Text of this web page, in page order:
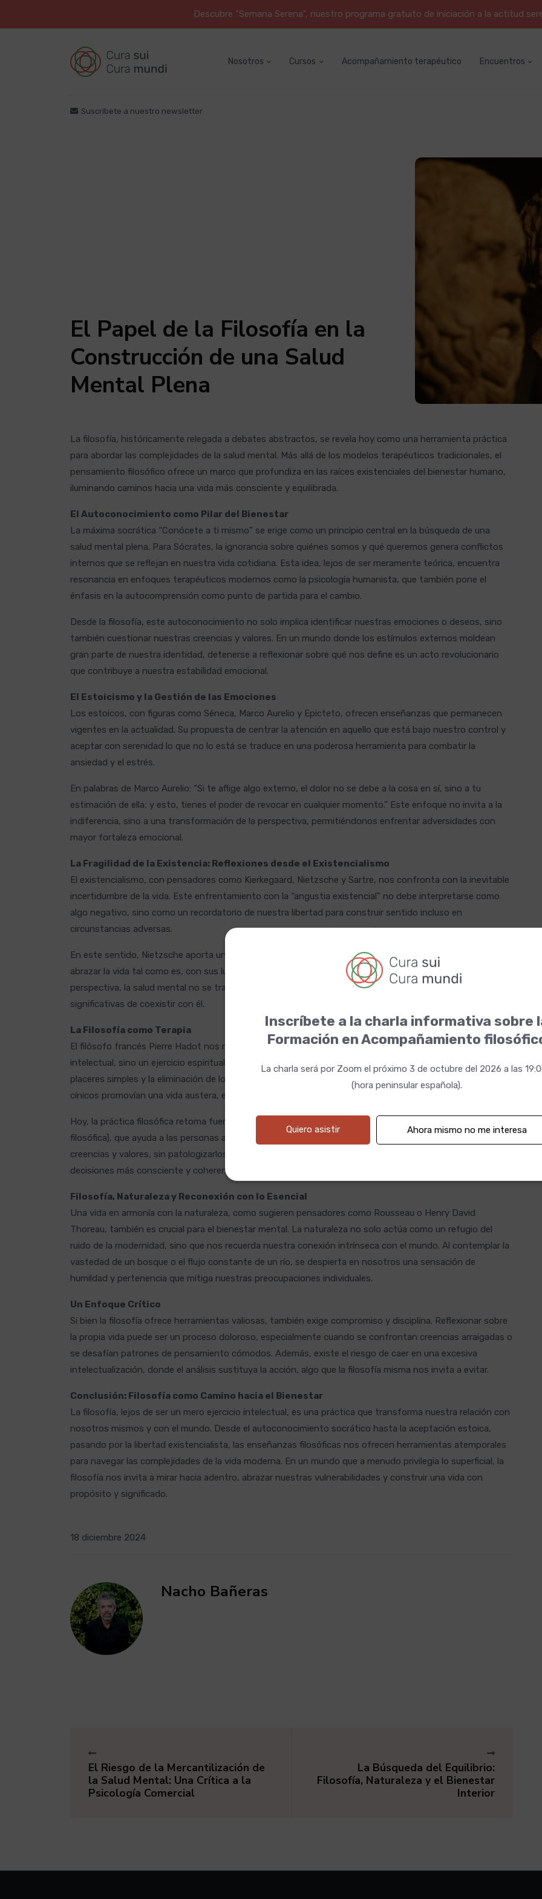
Descubre "Semana Serena", nuestro programa gratuito de iniciación a la actitud
Nosotros Cursos Acompañamiento terapéutico Encuentros
Suscríbete a nuestro newsletter
El Papel de la Filosofía en la
Construcción de una Salud
Mental Plena
La filosofía, históricamente relegada a debates abstractos, se revela hoy como una herramienta práctica
para abordar las complejidades de la salud mental. Más allá de los modelos terapéuticos tradicionales, el
pensamiento filosófico ofrece un marco que profundiza en las raíces existenciales del bienestar humano,
iluminando caminos hacia una vida más consciente y equilibrada.
El Autoconocimiento como Pilar del Bienestar
La máxima socrática “Conócete a ti mismo” se erige como un principio central en la búsqueda de una
salud mental plena. Para Sócrates, la ignorancia sobre quiénes somos y qué queremos genera conflictos
internos que se reflejan en nuestra vida cotidiana. Esta idea, lejos de ser meramente teórica, encuentra
resonancia en enfoques terapéuticos modernos como la psicología humanista, que también pone el
énfasis en la autocomprensión como punto de partida para el cambio.
Desde la filosofía, este autoconocimiento no solo implica identificar nuestras emociones o deseos, sino
también cuestionar nuestras creencias y valores. En un mundo donde los estímulos externos moldean
gran parte de nuestra identidad, detenerse a reflexionar sobre qué nos define es un acto revolucionario
que contribuye a nuestra estabilidad emocional.
El Estoicismo y la Gestión de las Emociones
Los estoicos, con figuras como Séneca, Marco Aurelio y Epicteto, ofrecen enseñanzas que permanecen
vigentes en la actualidad. Su propuesta de centrar la atención en aquello que está bajo nuestro control y
aceptar con serenidad lo que no lo está se traduce en una poderosa herramienta para combatir la
ansiedad y el estrés.
En palabras de Marco Aurelio: “Si te aflige algo externo, el dolor no se debe a la cosa en sí, sino a tu
estimación de ella; y esto, tienes el poder de revocar en cualquier momento.” Este enfoque no invita a la
indiferencia, sino a una transformación de la perspectiva, permitiéndonos enfrentar adversidades con
mayor fortaleza emocional.
La Fragilidad de la Existencia: Reflexiones desde el Existencialismo
El existencialismo, con pensadores como Kierkegaard, Nietzsche y Sartre, nos confronta con la inevitable
incertidumbre de la vida. Este enfrentamiento con la “angustia existencial” no debe interpretarse como
algo negativo, sino como un recordatorio de nuestra libertad para construir sentido incluso en
circunstancias adversas.
En este sentido, Nietzsche aporta una visión radical con su concepto de “amor fati” (amor al destino):
abrazar la vida tal como es, con sus luces y sombras, en lugar de resistirnos a ella. Desde esta
perspectiva, la salud mental no se trata de eliminar el sufrimiento, sino de encontrar maneras
significativas de coexistir con él.
La Filosofía como Terapia
El filósofo francés Pierre Hadot nos recuerda que en la Antigüedad, la filosofía no era solo un discurso
intelectual, sino un ejercicio espiritual. Para los epicúreos, la clave del bienestar radicaba en el disfrute de
placeres simples y la eliminación de los temores irracionales, como el miedo a la muerte. Por otro lado, los
cínicos promovían una vida austera, enfocada en valores esenciales por encima de los deseos materiales.
Hoy, la práctica filosófica retoma fuerza a través de enfoques como la práctica filosófica
filosófica), que ayuda a las personas a reflexionar sobre sus dilemas personales mediante el análisis de sus
creencias y valores, sin patologizarlos como haría un modelo clínico. Este ejercicio fomenta una toma de
decisiones más consciente y coherente con lo que somos.
Filosofía, Naturaleza y Reconexión con lo Esencial
Una vida en armonía con la naturaleza, como sugieren pensadores como Rousseau o Henry David
Thoreau, también es crucial para el bienestar mental. La naturaleza no solo actúa como un refugio del
ruido de la modernidad, sino que nos recuerda nuestra conexión intrínseca con el mundo. Al contemplar la
vastedad de un bosque o el flujo constante de un río, se despierta en nosotros una sensación de
humildad y pertenencia que mitiga nuestras preocupaciones individuales.
Un Enfoque Crítico
Si bien la filosofía ofrece herramientas valiosas, también exige compromiso y disciplina. Reflexionar sobre
la propia vida puede ser un proceso doloroso, especialmente cuando se confrontan creencias arraigadas o
se desafían patrones de pensamiento cómodos. Además, existe el riesgo de caer en una excesiva
intelectualización, donde el análisis sustituya la acción, algo que la filosofía misma nos invita a evitar.
Conclusión: Filosofía como Camino hacia el Bienestar
La filosofía, lejos de ser un mero ejercicio intelectual, es una práctica que transforma nuestra relación con
nosotros mismos y con el mundo. Desde el autoconocimiento socrático hasta la aceptación estoica,
pasando por la libertad existencialista, las enseñanzas filosóficas nos ofrecen herramientas atemporales
para navegar las complejidades de la vida moderna. En un mundo que a menudo privilegia lo superficial, la
filosofía nos invita a mirar hacia adentro, abrazar nuestras vulnerabilidades y construir una vida con
propósito y significado.
18 diciembre 2024
Nacho Bañeras
El Riesgo de la Mercantilización de
la Salud Mental: Una Crítica a la
Psicología Comercial
La Búsqueda del Equilibrio:
Filosofía, Naturaleza y el Bienestar
Interior
Inscríbete a la charla informativa sobre
Formación en Acompañamiento
La charla será por Zoom el próximo 3 de octubre del 2026 a las
(hora peninsular española).
Quiero asistir Ahora mismo no me interesa